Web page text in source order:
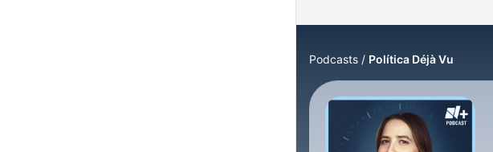
Podcasts Política Déjà Vu